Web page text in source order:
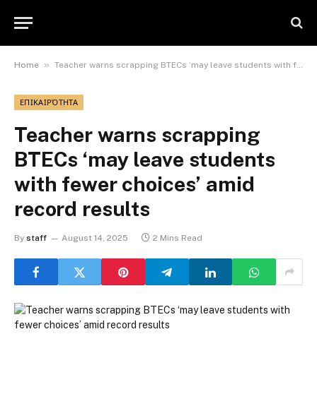
Home » Teacher warns scrapping BTECs ‘may leave students with fewer choices’ amid record results
ΕΠΙΚΑΙΡΌΤΗΤΑ
Teacher warns scrapping
BTECs ‘may leave students
with fewer choices’ amid
record results
By staff August 14, 2025 2 Mins Read